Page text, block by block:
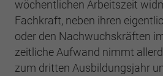
wöchentlichen Arbeitszeit
Fachkraft, neben ihren
oder den Nachwuchskräften
zeitliche Aufwand nimmt
zum dritten Ausbildungsjahr
Name fe_typo3_user
Anbieter BWV Verband
Laufzeit Sitzungsende
Name _gid
Anbieter Google Analytics